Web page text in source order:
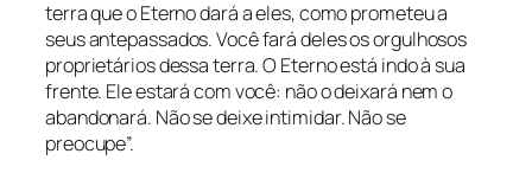
terra que o Eterno dará a eles, como prometeu a
seus antepassados. Você fará deles os orgulhosos
proprietários dessa terra. O Eterno está indo à sua
frente. Ele estará com você: não o deixará nem o
abandonará. Não se deixe intimidar. Não se
preocupe”.